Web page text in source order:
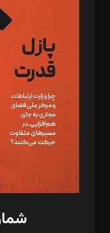
د‌بیر تحریریه آنلاین:
تحریریه‌: مجتبی
مصطفی مسجدی آرانی،
رستمی،مصطفی باستان
ویرایش: نگار استاد‌‌آقا
طراح یونیفرم: مجید توکلی
فیلمبرداری و عکاسی:
گرافیک و صفحه‌آرایی:
مد‌یر توسعه تجاری:
امور مالی: شاپور
شماره ۱۴۷ -